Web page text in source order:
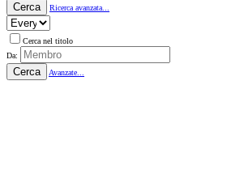
Cerca Ricerca avanzata...
Cerca nel titolo
Da:
Cerca Avanzate...